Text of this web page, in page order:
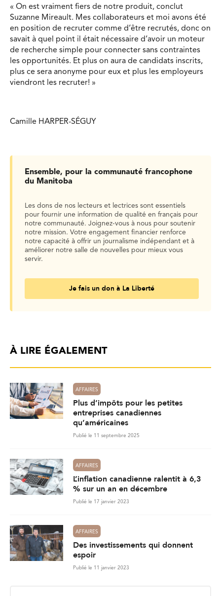
« On est vraiment fiers de notre produit, conclut
Suzanne Mireault. Mes collaborateurs et moi avons été
en position de recruter comme d’être recrutés, donc on
savait à quel point il était nécessaire d’avoir un moteur
de recherche simple pour connecter sans contraintes
les opportunités. Et plus on aura de candidats inscrits,
plus ce sera anonyme pour eux et plus les employeurs
viendront les recruter! »
Camille HARPER-SÉGUY
Ensemble, pour la communauté francophone
du Manitoba
Les dons de nos lecteurs et lectrices sont essentiels
pour fournir une information de qualité en français pour
notre communauté. Joignez-vous à nous pour soutenir
notre mission. Votre engagement financier renforce
notre capacité à offrir un journalisme indépendant et à
améliorer notre salle de nouvelles pour mieux vous
servir.
Je fais un don à La Liberté
À LIRE ÉGALEMENT
AFFAIRES
Plus d’impôts pour les petites
entreprises canadiennes
qu’américaines
Publié le 11 septembre 2025
AFFAIRES
L’inflation canadienne ralentit à 6,3
% sur un an en décembre
Publié le 17 janvier 2023
AFFAIRES
Des investissements qui donnent
espoir
Publié le 11 janvier 2023